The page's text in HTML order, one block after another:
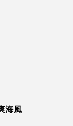
海風